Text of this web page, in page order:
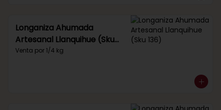
Longaniza Ahumada
Artesanal Llanquihue (Sku
136)
Venta por 1/4 kg